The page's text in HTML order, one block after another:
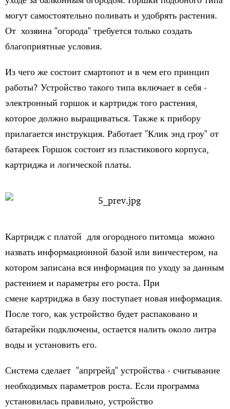
могут самостоятельно поливать и удобрять растения.
От хозяина "огорода" требуется только создать
благоприятные условия.
Из чего же состоит смартопот и в чем его принцип
работы? Устройство такого типа включает в себя -
электронный горшок и картридж того растения,
которое должно выращиваться. Также к прибору
прилагается инструкция. Работает "Клик энд гроу" от
батареек Горшок состоит из пластикового корпуса,
картриджа и логической платы.
Картридж с платой для огородного питомца можно
назвать информационной базой или винчестером, на
котором записана вся информация по уходу за данным
растением и параметры его роста. При
смене картриджа в базу поступает новая информация.
После того, как устройство будет распаковано и
батарейки подключены, остается налить около литра
воды и установить его.
Система сделает "апргрейд" устройства - считывание
необходимых параметров роста. Если программа
установилась правильно, устройство